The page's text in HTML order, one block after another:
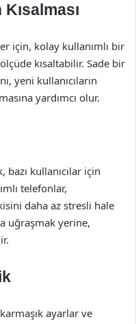
için, kolay kullanımlı bir
kısaltabilir. Sade bir
yeni kullanıcıların
yardımcı olur.
bazı kullanıcılar için
telefonlar,
daha az stresli hale
uğraşmak yerine,
ayarlar ve